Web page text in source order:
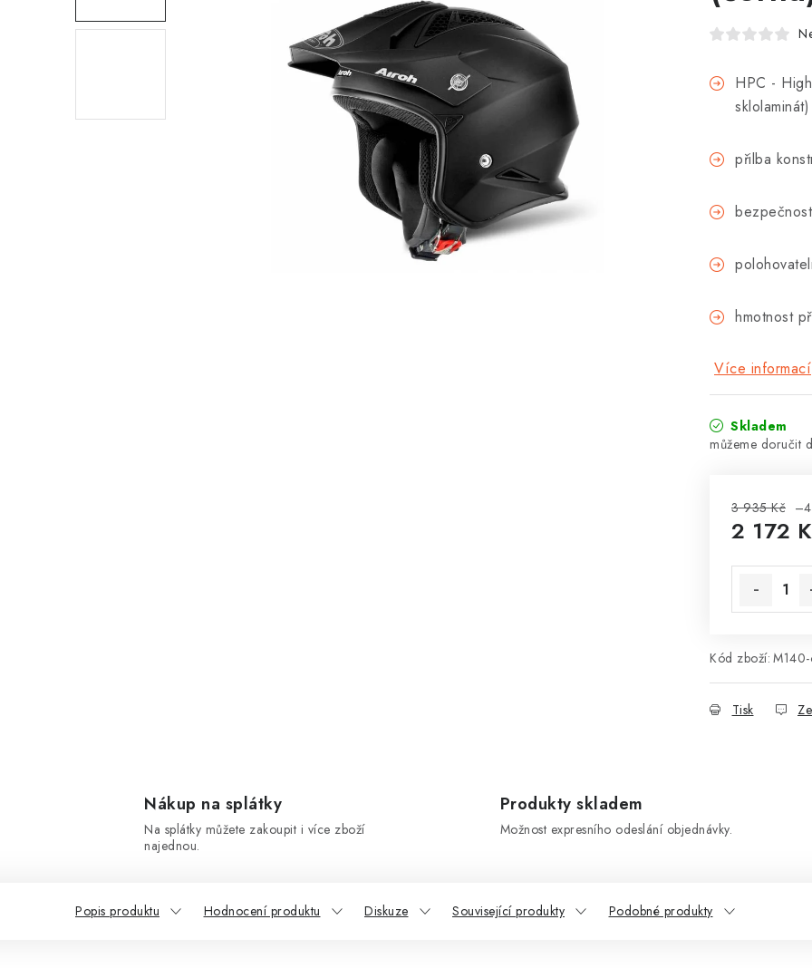
HPC -
sklolaminát)
přilba
hmotnost
Více informací
Skladem
3 935 Kč
2 172
Kód zboží:
Tisk
Nákup na splátky
Na splátky můžete zakoupit i více zboží
najednou.
Produkty skladem
Možnost expresního odeslání objednávky.
Popis produktu Hodnocení produktu Diskuze Související produkty Podobné produkty